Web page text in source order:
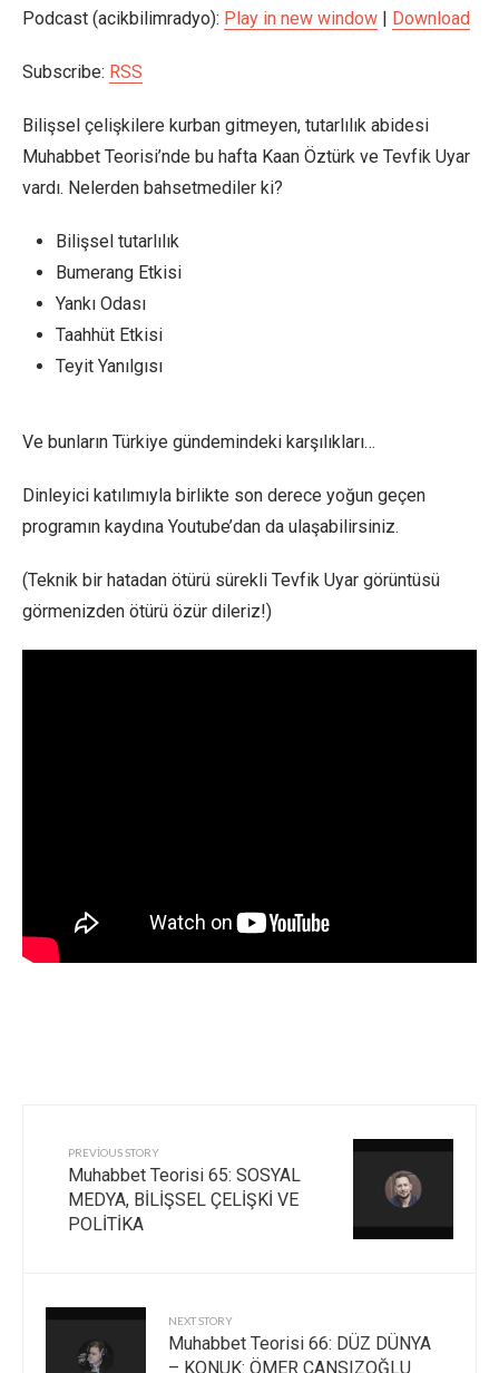
Podcast (acikbilimradyo): Play in new window | Download
Subscribe: RSS
Bilişsel çelişkilere kurban gitmeyen, tutarlılık abidesi
Muhabbet Teorisi’nde bu hafta Kaan Öztürk ve Tevfik Uyar
vardı. Nelerden bahsetmediler ki?
Bilişsel tutarlılık
Bumerang Etkisi
Yankı Odası
Taahhüt Etkisi
Teyit Yanılgısı
Ve bunların Türkiye gündemindeki karşılıkları…
Dinleyici katılımıyla birlikte son derece yoğun geçen
programın kaydına Youtube’dan da ulaşabilirsiniz.
(Teknik bir hatadan ötürü sürekli Tevfik Uyar görüntüsü
görmenizden ötürü özür dileriz!)
PREVIOUS STORY
Muhabbet Teorisi 65: SOSYAL
MEDYA, BİLİŞSEL ÇELİŞKİ VE
POLİTİKA
NEXT STORY
Muhabbet Teorisi 66: DÜZ DÜNYA
– KONUK: ÖMER CANSIZOĞLU